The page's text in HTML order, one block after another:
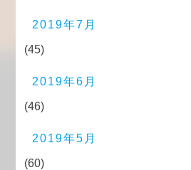
2019年7月
(45)
2019年6月
(46)
2019年5月
(60)